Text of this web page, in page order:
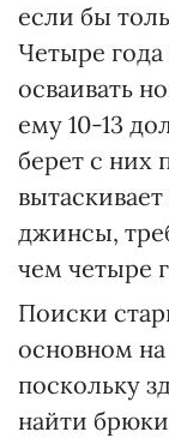
если бы
Четыре года
осваивать
ему 10-13
берет с них
джинсы,
чем четыре
Поиски
основном
поскольку
найти